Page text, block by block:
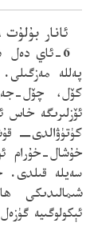
ئانار
6-ئاي
دەل
پەللە
كۆل، چۆل-
ئۆزلىرىگە خاس
كۈتۈۋالدى−
خۇشال-خۇرام
سەيلە قىلدى.
شىمالىدىكى
ئېكولوگىيە